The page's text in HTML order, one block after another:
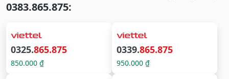
0383.865.875:
0325.865.875
850.000 ₫
0339.865.875
950.000 ₫